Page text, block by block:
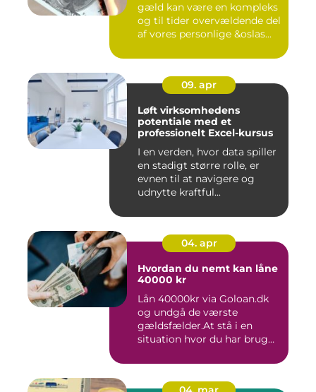
gæld kan være en kompleks
og til tider overvældende del
af vores personlige &oslas...
09. apr
Løft virksomhedens
potentiale med et
professionelt Excel-kursus
I en verden, hvor data spiller
en stadigt større rolle, er
evnen til at navigere og
udnytte kraftful...
04. apr
Hvordan du nemt kan låne
40000 kr
Lån 40000kr via Goloan.dk
og undgå de værste
gældsfælder.At stå i en
situation hvor du har brug